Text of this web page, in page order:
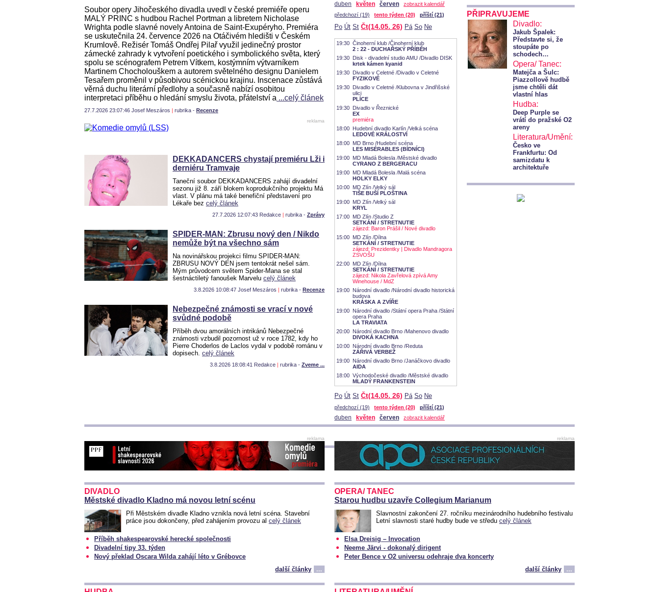
Soubor opery Jihočeského divadla uvedl v české premiéře operu
MALÝ PRINC s hudbou Rachel Portman a libretem Nicholase
Wrighta podle slavné novely Antoina de Saint-Exupéryho. Premiéra
se uskutečnila 24. července 2026 na Otáčivém hledišti v Českém
Krumlově. Režisér Tomáš Ondřej Pilař využil jedinečný prostor
zámecké zahrady k vytvoření poetického i symbolického světa, který
spolu se scénografem Petrem Vítkem, kostýmním výtvarníkem
Martinem Chocholouškem a autorem světelného designu Danielem
Tesařem proměnil v působivou scénickou krajinu. Inscenace zůstává
věrná duchu literární předlohy a současně nabízí osobitou
interpretaci příběhu o hledání smyslu života, přátelství a ...celý článek
27.7.2026 23:07:46 Josef Meszáros | rubrika - Recenze
reklama
DEKKADANCERS chystají premiéru Lži i
derniéru Tramvaje
Taneční soubor DEKKADANCERS zahájí divadelní
sezonu již 8. září blokem koprodukčního projektu Má
vlast. V plánu má také benefiční představení pro
Lékaře bez celý článek
27.7.2026 12:07:43 Redakce | rubrika - Zprávy
SPIDER-MAN: Zbrusu nový den / Nikdo
nemůže být na všechno sám
Na novinářskou projekci filmu SPIDER-MAN:
ZBRUSU NOVÝ DEN jsem tentokrát nešel sám.
Mým průvodcem světem Spider-Mana se stal
šestnáctiletý fanoušek Marvelu celý článek
3.8.2026 10:08:47 Josef Meszáros | rubrika - Recenze
Nebezpečné známosti se vrací v nové
svůdné podobě
Příběh dvou amorálních intrikánů Nebezpečné
známosti vzbudil pozornost už v roce 1782, kdy ho
Pierre Choderlos de Laclos vydal v podobě románu v
dopisech. celý článek
3.8.2026 18:08:41 Redakce | rubrika - Zveme ...
duben květen červen
zobrazit kalendář
předchozí (19)
tento týden (20) příští (21)
Po Út St Čt(14.05. 26) Pá So Ne
19:30 Činoherní klub /Činoherní klub
2 : 22 - DUCHAŘSKÝ PŘÍBĚH
19:30 Disk - divadelní studio AMU /Divadlo DISK
krtek kámen kyanid
19:30 Divadlo v Celetné /Divadlo v Celetné
FYZIKOVÉ
19:30 Divadlo v Celetné /Klubovna v Jindřišské
ulici
PLÍCE
19:30 Divadlo v Řeznické
EX
premiéra
18:00 Hudební divadlo Karlín /Velká scéna
LEDOVÉ KRÁLOSTVÍ
18:00 MD Brno /Hudební scéna
LES MISÉRABLES (BÍDNÍCI)
19:00 MD Mladá Bolesla /Městské divadlo
CYRANO Z BERGERACU
19:00 MD Mladá Bolesla /Malá scéna
HOLKY ELKY
10:00 MD Zlín /Velký sál
TIŠE BUŠÍ PLOŠTINA
19:00 MD Zlín /Velký sál
KRYL
17:00 MD Zlín /Studio Z
SETKÁNÍ / STRETNUTIE
zájezd: Baron Prášil / Nové divadlo
15:00 MD Zlín /Dílna
SETKÁNÍ / STRETNUTIE
zájezd: Prezidentky | Divadlo Mandragora
ZSVOŠU
22:00 MD Zlín /Dílna
SETKÁNÍ / STRETNUTIE
zájezd: Nikola Zavřelová zpívá Amy
Winehouse / MdZ
19:00 Národní divadlo /Národní divadlo historická
budova
KRÁSKA A ZVÍŘE
19:00 Národní divadlo /Státní opera Praha /Státní
opera Praha
LA TRAVIATA
20:00 Národní divadlo Brno /Mahenovo divadlo
DIVOKÁ KACHNA
10:00 Národní divadlo Brno /Reduta
ZÁŘIVÁ VERBEŽ
19:00 Národní divadlo Brno /Janáčkovo divadlo
AIDA
18:00 Východočeské divadlo /Městské divadlo
MLADÝ FRANKENSTEIN
Po Út St Čt(14.05. 26) Pá So Ne
předchozí (19) tento týden (20) příští (21)
duben květen červen zobrazit kalendář
PŘIPRAVUJEME
Divadlo:
Jakub Špalek:
Představte si, že
stoupáte po
schodech…
Opera/ Tanec:
Matejča a Šulc:
Piazzollově hudbě
jsme chtěli dát
vlastní hlas
Hudba:
Deep Purple se
vrátí do pražské O2
areny
Literatura/Umění:
Česko ve
Frankfurtu: Od
samizdatu k
architektuře
reklama
DIVADLO
Městské divadlo Kladno má novou letní scénu
Při Městském divadle Kladno vznikla nová letní scéna. Stavební
práce jsou dokončeny, před zahájením provozu al celý článek
Příběh shakespearovské herecké společnosti
Divadelní tipy 33. týden
Nový překlad Oscara Wilda zahájí léto v Grébovce
další články
...
reklama
OPERA/ TANEC
Starou hudbu uzavře Collegium Marianum
Slavnostní zakončení 27. ročníku mezinárodního hudebního festivalu
Letní slavnosti staré hudby bude ve středu celý článek
Elsa Dreisig – Invocation
Neeme Järvi - dokonalý dirigent
Peter Bence v O2 universu odehraje dva koncerty
další články
...